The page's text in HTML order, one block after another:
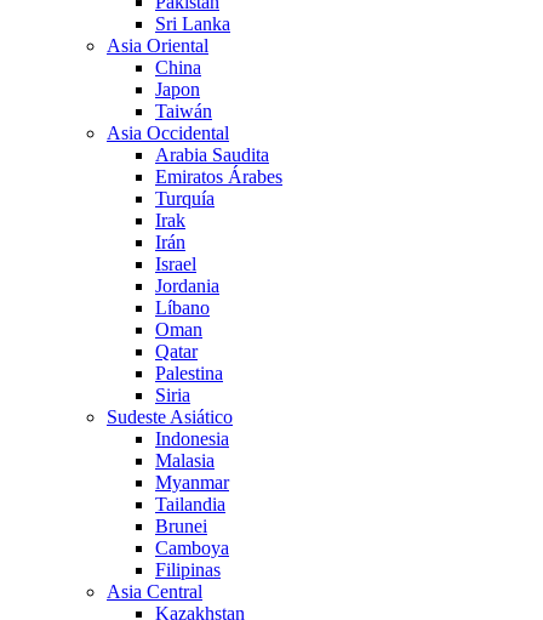
Sri Lanka
Asia Oriental
China
Japon
Taiwán
Asia Occidental
Arabia Saudita
Emiratos Árabes
Turquía
Irak
Irán
Israel
Jordania
Líbano
Oman
Qatar
Palestina
Siria
Sudeste Asiático
Indonesia
Malasia
Myanmar
Tailandia
Brunei
Camboya
Filipinas
Asia Central
Kazakhstan